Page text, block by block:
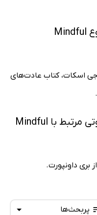
کتاب‌های الکترونیک با موضوع Mindful
جی اسکات، کتاب عادت‌های
خرید و شنیدن کتاب‌های صوتی مرتبط با Mindful
بری داونپورت.
پربحث‌ها